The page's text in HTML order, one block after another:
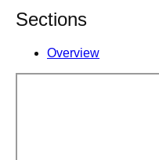
Sections
Overview